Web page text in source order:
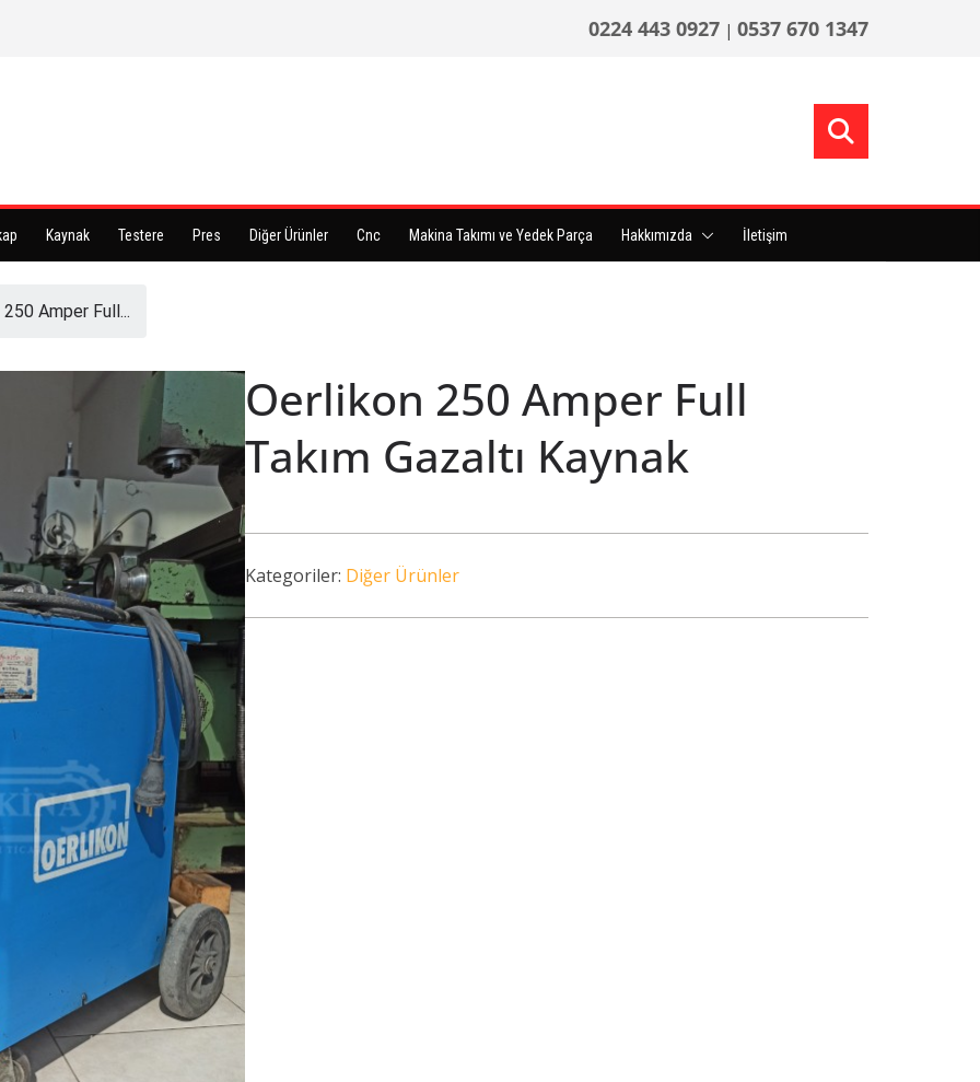
0224 443 0927 | 0537 670 1347
Kaynak Testere Pres Diğer Ürünler Cnc Makina Takımı ve Yedek Parça Hakkımızda İletişim
Amper Full...
Oerlikon 250 Amper Full
Takım Gazaltı Kaynak
Kategoriler: Diğer Ürünler